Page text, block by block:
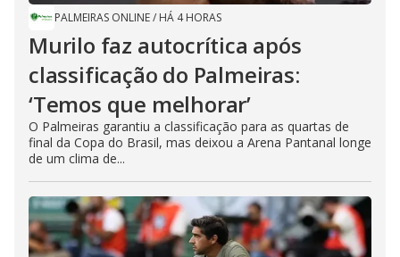
PALMEIRAS ONLINE/ HÁ 4 HORAS
Murilo faz autocrítica após
classificação do Palmeiras:
‘Temos que melhorar’
O Palmeiras garantiu a classificação para as quartas de
final da Copa do Brasil, mas deixou a Arena Pantanal longe
de um clima de...